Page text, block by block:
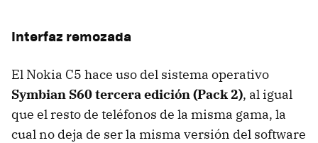
Interfaz remozada
El Nokia C5 hace uso del sistema operativo
Symbian S60 tercera edición (Pack 2), al igual
que el resto de teléfonos de la misma gama, la
cual no deja de ser la misma versión del software